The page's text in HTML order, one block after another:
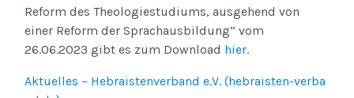
Reform des Theologiestudiums, ausgehend von
einer Reform der Sprachausbildung“ vom
26.06.2023 gibt es zum Download hier.
Aktuelles – Hebraistenverband e.V. (hebraisten-verba